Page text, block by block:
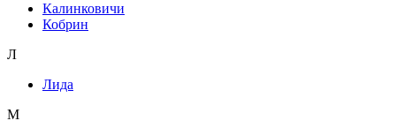
Калинковичи
Кобрин
Л
Лида
М